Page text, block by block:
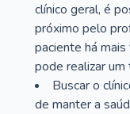
clínico geral, é
próximo pelo
paciente há
pode realizar
Buscar o
de manter a